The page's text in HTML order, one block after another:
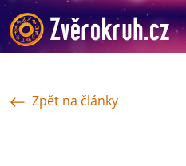
Zpět na články